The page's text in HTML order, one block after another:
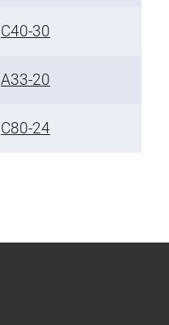
C40-30
A33-20
C80-24